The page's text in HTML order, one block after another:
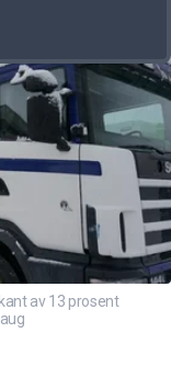
av 13 prosent